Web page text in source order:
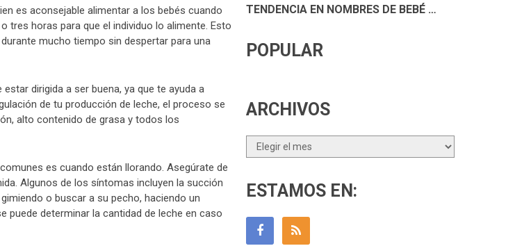
es aconsejable alimentar a los bebés cuando
tres horas para que el individuo lo alimente. Esto
mucho tiempo sin despertar para una
dirigida a ser buena, ya que te ayuda a
de tu producción de leche, el proceso se
alto contenido de grasa y todos los
es cuando están llorando. Asegúrate de
Algunos de los síntomas incluyen la succión
o buscar a su pecho, haciendo un
puede determinar la cantidad de leche en caso
TENDENCIA EN NOMBRES DE BEBÉ …
POPULAR
ARCHIVOS
Archivos
ESTAMOS EN: